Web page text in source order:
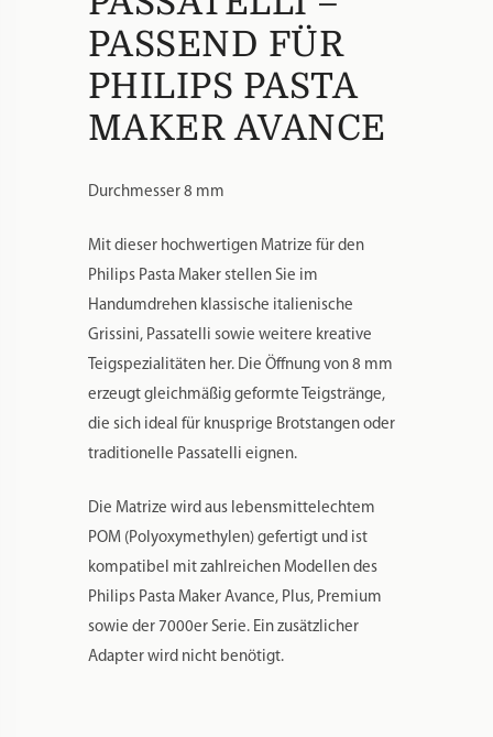
PASSEND FÜR
PHILIPS PASTA
MAKER AVANCE
Durchmesser 8 mm
Mit dieser hochwertigen Matrize für den
Philips Pasta Maker stellen Sie im
Handumdrehen klassische italienische
Grissini, Passatelli sowie weitere kreative
Teigspezialitäten her. Die Öffnung von 8 mm
erzeugt gleichmäßig geformte Teigstränge,
die sich ideal für knusprige Brotstangen oder
traditionelle Passatelli eignen.
Die Matrize wird aus lebensmittelechtem
POM (Polyoxymethylen) gefertigt und ist
kompatibel mit zahlreichen Modellen des
Philips Pasta Maker Avance, Plus, Premium
sowie der 7000er Serie. Ein zusätzlicher
Adapter wird nicht benötigt.